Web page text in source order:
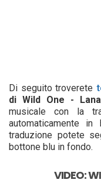
Di seguito troverete
di Wild One -
musicale con la
automaticamente
traduzione potete
bottone blu in fondo.
VIDEO: